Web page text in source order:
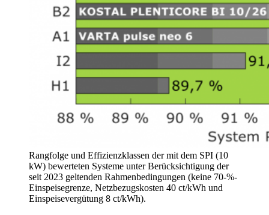
Rangfolge und Effizienzklassen der mit dem SPI (10
kW) bewerteten Systeme unter Berücksichtigung der
seit 2023 geltenden Rahmenbedingungen (keine 70-%-
Einspeisegrenze, Netzbezugskosten 40 ct/kWh und
Einspeisevergütung 8 ct/kWh).